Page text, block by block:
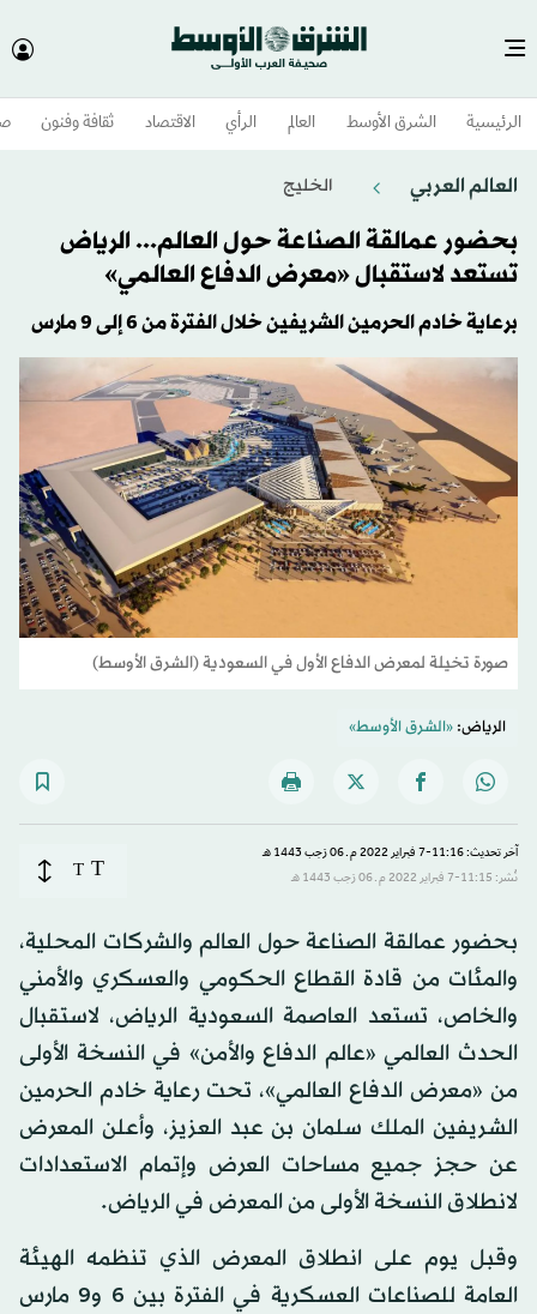
الرئيسية الشرق الأوسط​ العالم الرأي الاقتصاد ثقافة وفنون
العالم العربي الخليج
بحضور عمالقة الصناعة حول العالم... الرياض
تستعد لاستقبال «معرض الدفاع العالمي»
برعاية خادم الحرمين الشريفين خلال الفترة من 6 إلى 9 مارس
صورة تخيلة لمعرض الدفاع الأول في السعودية (الشرق الأوسط)
الرياض:«الشرق الأوسط»
آخر تحديث: 11:16-7 فبراير 2022 م ـ 06 رَجب 1443 هـ
نُشر: 11:15-7 فبراير 2022 م ـ 06 رَجب 1443 هـ
T
T
بحضور عمالقة الصناعة حول العالم والشركات المحلية،
والمئات من قادة القطاع الحكومي والعسكري والأمني
والخاص، تستعد العاصمة السعودية الرياض، لاستقبال
الحدث العالمي «عالم الدفاع والأمن» في النسخة الأولى
من «معرض الدفاع العالمي»، تحت رعاية خادم الحرمين
الشريفين الملك سلمان بن عبد العزيز، وأعلن المعرض
عن حجز جميع مساحات العرض وإتمام الاستعدادات
لانطلاق النسخة الأولى من المعرض في الرياض.
وقبل يوم على انطلاق المعرض الذي تنظمه الهيئة
العامة للصناعات العسكرية في الفترة بين 6 و9 مارس